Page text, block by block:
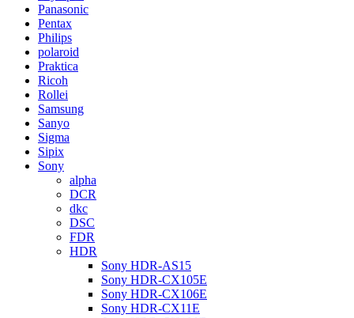
Panasonic
Pentax
Philips
polaroid
Praktica
Ricoh
Rollei
Samsung
Sanyo
Sigma
Sipix
Sony
alpha
DCR
dkc
DSC
FDR
HDR
Sony HDR-AS15
Sony HDR-CX105E
Sony HDR-CX106E
Sony HDR-CX11E